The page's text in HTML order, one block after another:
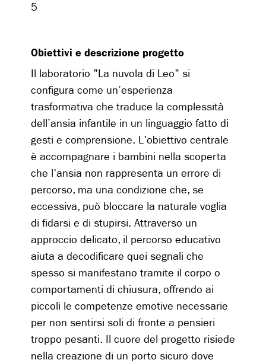
5
Obiettivi e descrizione progetto
Il laboratorio "La nuvola di Leo" si
configura come un’esperienza
trasformativa che traduce la complessità
dell’ansia infantile in un linguaggio fatto di
gesti e comprensione. L'obiettivo centrale
è accompagnare i bambini nella scoperta
che l'ansia non rappresenta un errore di
percorso, ma una condizione che, se
eccessiva, può bloccare la naturale voglia
di fidarsi e di stupirsi. Attraverso un
approccio delicato, il percorso educativo
aiuta a decodificare quei segnali che
spesso si manifestano tramite il corpo o
comportamenti di chiusura, offrendo ai
piccoli le competenze emotive necessarie
per non sentirsi soli di fronte a pensieri
troppo pesanti. Il cuore del progetto risiede
nella creazione di un porto sicuro dove